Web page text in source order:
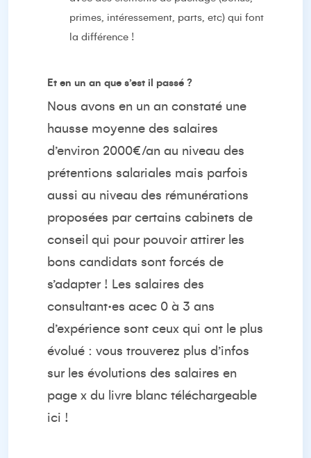
primes, intéressement, parts, etc) qui font
la différence !
Et en un an que s’est il passé ?
Nous avons en un an constaté une
hausse moyenne des salaires
d’environ 2000€/an au niveau des
prétentions salariales mais parfois
aussi au niveau des rémunérations
proposées par certains cabinets de
conseil qui pour pouvoir attirer les
bons candidats sont forcés de
s’adapter ! Les salaires des
consultant·es acec 0 à 3 ans
d’expérience sont ceux qui ont le plus
évolué : vous trouverez plus d’infos
sur les évolutions des salaires en
page x du livre blanc téléchargeable
ici !